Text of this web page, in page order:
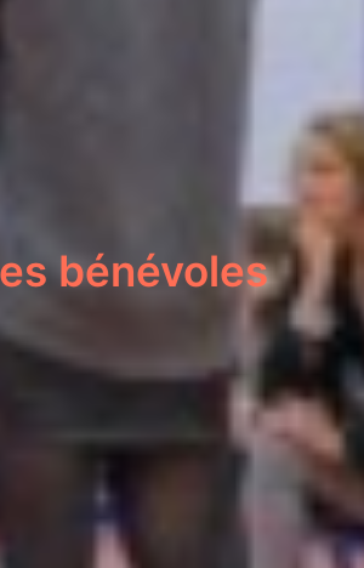
bénévoles